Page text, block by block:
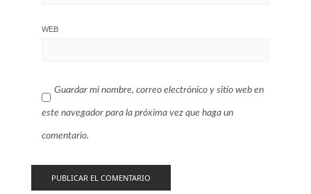
WEB
Guardar mi nombre, correo electrónico y sitio web en
este navegador para la próxima vez que haga un
comentario.